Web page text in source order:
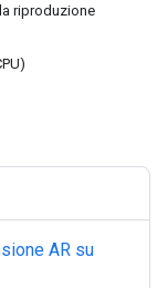
riproduzione
AR su